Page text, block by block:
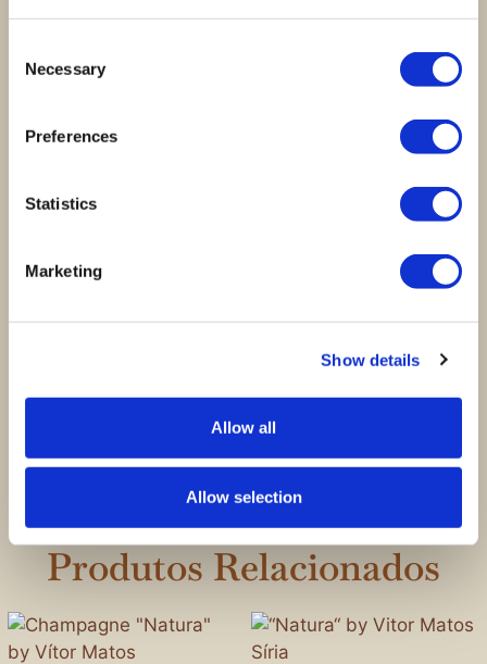
Selection
Necessary
Preferences
Statistics
Marketing
Show details
Allow all
Allow selection
A sua avaliação sobre o produto*
Nome*
Guardar o meu nome, email e site neste
navegador para a próxima vez que eu comentar.
Produtos Relacionados